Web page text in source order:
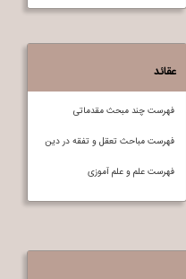
عقائد
فهرست چند مبحث مقدماتی
فهرست مباحث تعقل و تفقه در دين
فهرست علم و علم آموزی